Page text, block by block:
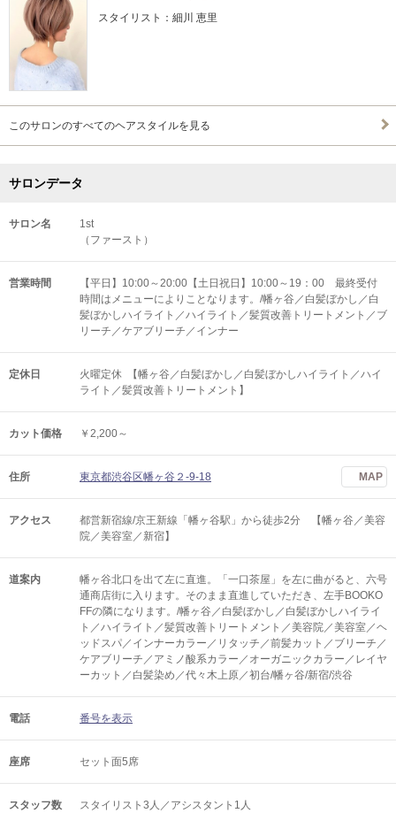
スタイリスト：細川 恵里
このサロンのすべてのヘアスタイルを見る
サロンデータ
サロン名
1st
（ファースト）
営業時間
【平日】10:00～20:00【土日祝日】10:00～19：00 最終受付
時間はメニューによりことなります。/幡ヶ谷／白髪ぼかし／白
髪ぼかしハイライト／ハイライト／髪質改善トリートメント／ブ
リーチ／ケアブリーチ／インナー
定休日
火曜定休 【幡ヶ谷／白髪ぼかし／白髪ぼかしハイライト／ハイ
ライト／髪質改善トリートメント】
カット価格 ￥2,200～
住所 東京都渋谷区幡ヶ谷２-9-18 MAP
アクセス
都営新宿線/京王新線「幡ヶ谷駅」から徒歩2分 【幡ヶ谷／美容
院／美容室／新宿】
道案内
幡ヶ谷北口を出て左に直進。「一口茶屋」を左に曲がると、六号
通商店街に入ります。そのまま直進していただき、左手BOOKO
FFの隣になります。/幡ヶ谷／白髪ぼかし／白髪ぼかしハイライ
ト／ハイライト／髪質改善トリートメント／美容院／美容室／ヘ
ッドスパ／インナーカラー／リタッチ／前髪カット／ブリーチ／
ケアブリーチ／アミノ酸系カラー／オーガニックカラー／レイヤ
ーカット／白髪染め／代々木上原／初台/幡ヶ谷/新宿/渋谷
電話 番号を表示
座席 セット面5席
スタッフ数 スタイリスト3人／アシスタント1人